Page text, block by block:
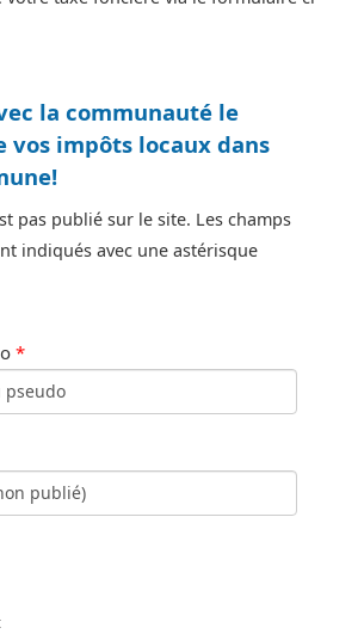
la communauté le
vos impôts locaux dans
pas publié sur le site. Les champs
indiqués avec une astérisque
*